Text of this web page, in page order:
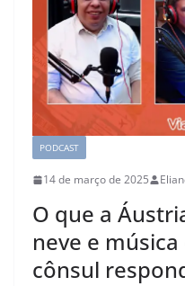
PODCAST
14 de março de 2025
O que a
neve e música
cônsul